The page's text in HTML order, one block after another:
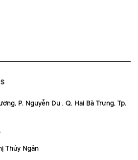
P. Nguyễn Du , Q. Hai Bà Trưng, Tp.
Thúy Ngân